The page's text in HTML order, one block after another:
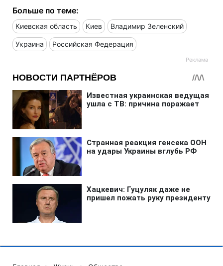
Больше по теме:
Киевская область Киев Владимир Зеленский
Украина Российская Федерация